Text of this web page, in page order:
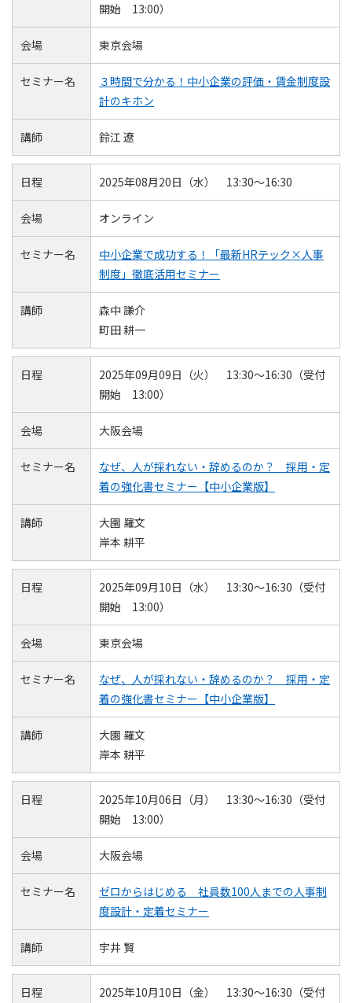
開始 13:00）
会場 東京会場
セミナー名
３時間で分かる！中小企業の評価・賃金制度設
計のキホン
講師 鈴江 遼
日程 2025年08月20日（水） 13:30～16:30
会場 オンライン
セミナー名
中小企業で成功する！「最新HRテック×人事
制度」徹底活用セミナー
講師
森中 謙介
町田 耕一
日程
2025年09月09日（火） 13:30～16:30（受付
開始 13:00）
会場 大阪会場
セミナー名
なぜ、人が採れない・辞めるのか？ 採用・定
着の強化書セミナー【中小企業版】
講師
大園 羅文
岸本 耕平
日程
2025年09月10日（水） 13:30～16:30（受付
開始 13:00）
会場 東京会場
セミナー名
なぜ、人が採れない・辞めるのか？ 採用・定
着の強化書セミナー【中小企業版】
講師
大園 羅文
岸本 耕平
日程
2025年10月06日（月） 13:30～16:30（受付
開始 13:00）
会場 大阪会場
セミナー名
ゼロからはじめる 社員数100人までの人事制
度設計・定着セミナー
講師 宇井 賢
日程
2025年10月10日（金） 13:30～16:30（受付